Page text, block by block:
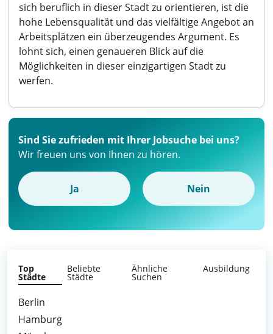
sich beruflich in dieser Stadt zu orientieren, ist die
hohe Lebensqualität und das vielfältige Angebot an
Arbeitsplätzen ein überzeugendes Argument. Es
lohnt sich, einen genaueren Blick auf die
Möglichkeiten in dieser einzigartigen Stadt zu
werfen.
Sind Sie zufrieden mit Ihrer Jobsuche bei uns?
Wir freuen uns von Ihnen zu hören.
Ja Nein
Top
Städte
Beliebte
Städte
Ähnliche
Suchen
Ausbildung
Berlin
Hamburg